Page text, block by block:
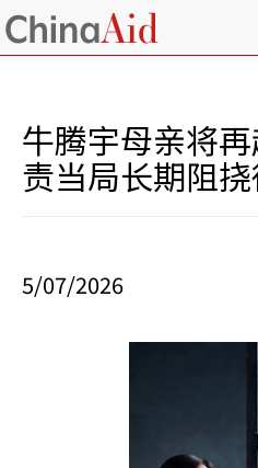
牛腾宇母亲将
责当局长期阻
5/07/2026